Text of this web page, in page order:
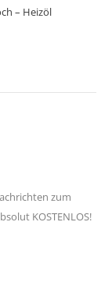
– Heizöl
zum
KOSTENLOS!